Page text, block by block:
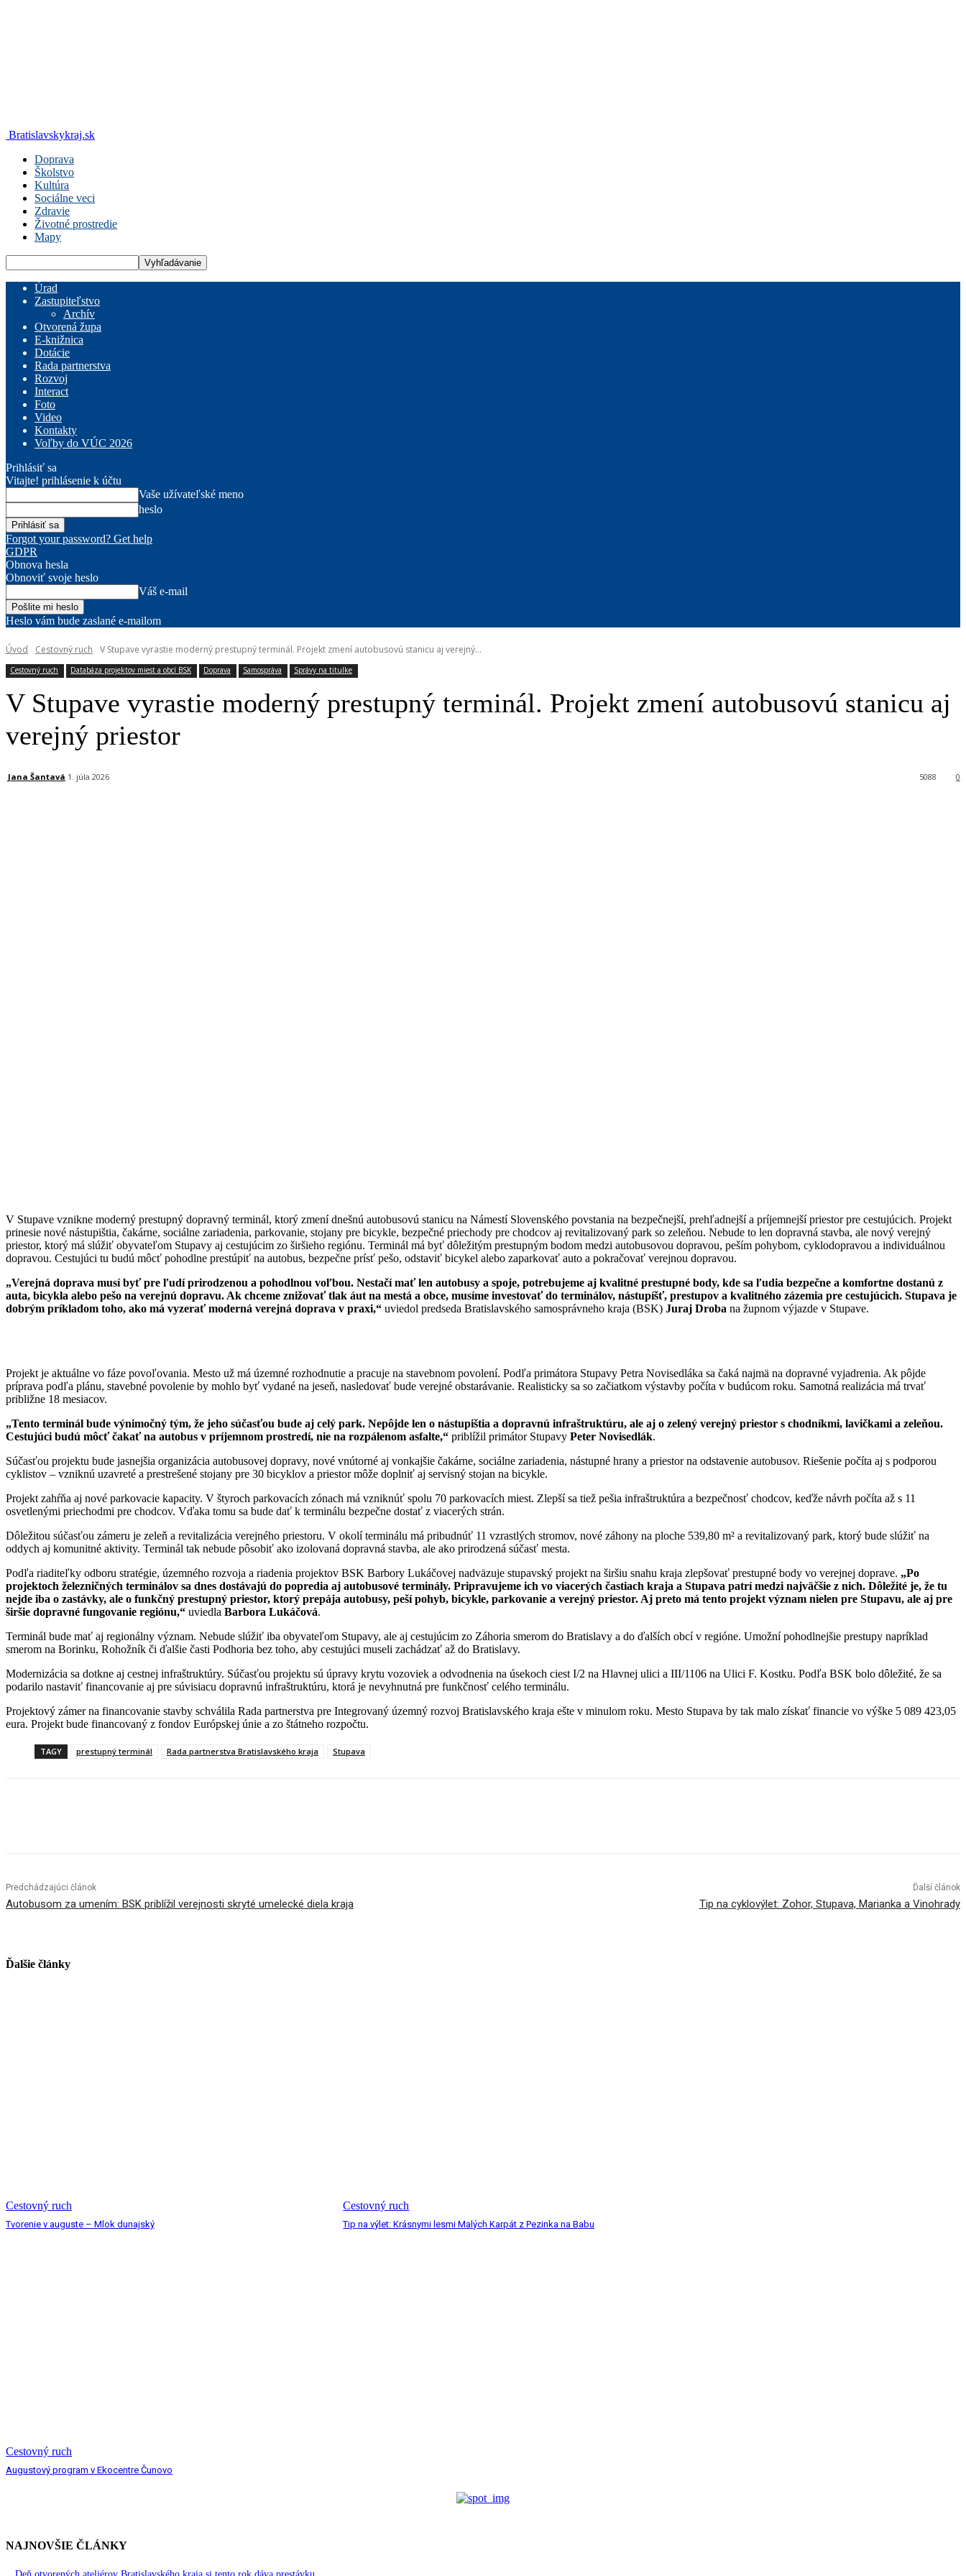
Bratislavskykraj.sk
Doprava
Školstvo
Kultúra
Sociálne veci
Zdravie
Životné prostredie
Mapy
Úrad
Zastupiteľstvo
Archív
Otvorená župa
E-knižnica
Dotácie
Rada partnerstva
Rozvoj
Interact
Foto
Video
Kontakty
Voľby do VÚC 2026
Prihlásiť sa
Vitajte! prihlásenie k účtu
Vaše užívateľské meno
heslo
Forgot your password? Get help
GDPR
Obnova hesla
Obnoviť svoje heslo
Váš e-mail
Heslo vám bude zaslané e-mailom
Úvod Cestovný ruch V Stupave vyrastie moderný prestupný terminál. Projekt zmení autobusovú stanicu aj verejný...
Cestovný ruch Databáza projektov miest a obcí BSK Doprava Samospráva Správy na titulke
V Stupave vyrastie moderný prestupný terminál. Projekt zmení autobusovú stanicu aj
verejný priestor
Jana Šantavá 1. júla 2026 0
5088
V Stupave vznikne moderný prestupný dopravný terminál, ktorý zmení dnešnú autobusovú stanicu na Námestí Slovenského povstania na bezpečnejší, prehľadnejší a príjemnejší priestor pre cestujúcich. Projekt
prinesie nové nástupištia, čakárne, sociálne zariadenia, parkovanie, stojany pre bicykle, bezpečné priechody pre chodcov aj revitalizovaný park so zeleňou. Nebude to len dopravná stavba, ale nový verejný
priestor, ktorý má slúžiť obyvateľom Stupavy aj cestujúcim zo širšieho regiónu. Terminál má byť dôležitým prestupným bodom medzi autobusovou dopravou, peším pohybom, cyklodopravou a individuálnou
dopravou. Cestujúci tu budú môcť pohodlne prestúpiť na autobus, bezpečne prísť pešo, odstaviť bicykel alebo zaparkovať auto a pokračovať verejnou dopravou.
„Verejná doprava musí byť pre ľudí prirodzenou a pohodlnou voľbou. Nestačí mať len autobusy a spoje, potrebujeme aj kvalitné prestupné body, kde sa ľudia bezpečne a komfortne dostanú z
auta, bicykla alebo pešo na verejnú dopravu. Ak chceme znižovať tlak áut na mestá a obce, musíme investovať do terminálov, nástupíšť, prestupov a kvalitného zázemia pre cestujúcich. Stupava je
dobrým príkladom toho, ako má vyzerať moderná verejná doprava v praxi,“ uviedol predseda Bratislavského samosprávneho kraja (BSK) Juraj Droba na župnom výjazde v Stupave.
Projekt je aktuálne vo fáze povoľovania. Mesto už má územné rozhodnutie a pracuje na stavebnom povolení. Podľa primátora Stupavy Petra Novisedláka sa čaká najmä na dopravné vyjadrenia. Ak pôjde
príprava podľa plánu, stavebné povolenie by mohlo byť vydané na jeseň, nasledovať bude verejné obstarávanie. Realisticky sa so začiatkom výstavby počíta v budúcom roku. Samotná realizácia má trvať
približne 18 mesiacov.
„Tento terminál bude výnimočný tým, že jeho súčasťou bude aj celý park. Nepôjde len o nástupištia a dopravnú infraštruktúru, ale aj o zelený verejný priestor s chodníkmi, lavičkami a zeleňou.
Cestujúci budú môcť čakať na autobus v príjemnom prostredí, nie na rozpálenom asfalte,“ priblížil primátor Stupavy Peter Novisedlák.
Súčasťou projektu bude jasnejšia organizácia autobusovej dopravy, nové vnútorné aj vonkajšie čakárne, sociálne zariadenia, nástupné hrany a priestor na odstavenie autobusov. Riešenie počíta aj s podporou
cyklistov – vzniknú uzavreté a prestrešené stojany pre 30 bicyklov a priestor môže doplniť aj servisný stojan na bicykle.
Projekt zahŕňa aj nové parkovacie kapacity. V štyroch parkovacích zónach má vzniknúť spolu 70 parkovacích miest. Zlepší sa tiež pešia infraštruktúra a bezpečnosť chodcov, keďže návrh počíta až s 11
osvetlenými priechodmi pre chodcov. Vďaka tomu sa bude dať k terminálu bezpečne dostať z viacerých strán.
Dôležitou súčasťou zámeru je zeleň a revitalizácia verejného priestoru. V okolí terminálu má pribudnúť 11 vzrastlých stromov, nové záhony na ploche 539,80 m² a revitalizovaný park, ktorý bude slúžiť na
oddych aj komunitné aktivity. Terminál tak nebude pôsobiť ako izolovaná dopravná stavba, ale ako prirodzená súčasť mesta.
Podľa riaditeľky odboru stratégie, územného rozvoja a riadenia projektov BSK Barbory Lukáčovej nadväzuje stupavský projekt na širšiu snahu kraja zlepšovať prestupné body vo verejnej doprave. „Po
projektoch železničných terminálov sa dnes dostávajú do popredia aj autobusové terminály. Pripravujeme ich vo viacerých častiach kraja a Stupava patrí medzi najväčšie z nich. Dôležité je, že tu
nejde iba o zastávky, ale o funkčný prestupný priestor, ktorý prepája autobusy, peší pohyb, bicykle, parkovanie a verejný priestor. Aj preto má tento projekt význam nielen pre Stupavu, ale aj pre
širšie dopravné fungovanie regiónu,“ uviedla Barbora Lukáčová.
Terminál bude mať aj regionálny význam. Nebude slúžiť iba obyvateľom Stupavy, ale aj cestujúcim zo Záhoria smerom do Bratislavy a do ďalších obcí v regióne. Umožní pohodlnejšie prestupy napríklad
smerom na Borinku, Rohožník či ďalšie časti Podhoria bez toho, aby cestujúci museli zachádzať až do Bratislavy.
Modernizácia sa dotkne aj cestnej infraštruktúry. Súčasťou projektu sú úpravy krytu vozoviek a odvodnenia na úsekoch ciest I/2 na Hlavnej ulici a III/1106 na Ulici F. Kostku. Podľa BSK bolo dôležité, že sa
podarilo nastaviť financovanie aj pre súvisiacu dopravnú infraštruktúru, ktorá je nevyhnutná pre funkčnosť celého terminálu.
Projektový zámer na financovanie stavby schválila Rada partnerstva pre Integrovaný územný rozvoj Bratislavského kraja ešte v minulom roku. Mesto Stupava by tak malo získať financie vo výške 5 089 423,05
eura. Projekt bude financovaný z fondov Európskej únie a zo štátneho rozpočtu.
TAGY prestupný terminál Rada partnerstva Bratislavského kraja Stupava
Predchádzajúci článok
Autobusom za umením: BSK priblížil verejnosti skryté umelecké diela kraja
Ďalší článok
Tip na cyklovýlet: Zohor, Stupava, Marianka a Vinohrady
Ďalšie články
Cestovný ruch
Tvorenie v auguste – Mlok dunajský
Cestovný ruch
Tip na výlet: Krásnymi lesmi Malých Karpát z Pezinka na Babu
Cestovný ruch
Augustový program v Ekocentre Čunovo
NAJNOVŠIE ČLÁNKY